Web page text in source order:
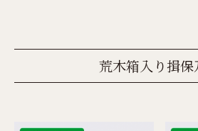
荒木箱入り揖保